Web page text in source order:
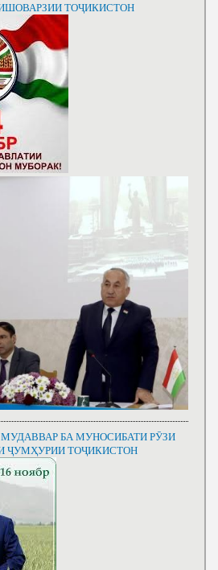
ТОҶИКИСТОН
БА МУНОСИБАТИ РӮЗИ
ҶУМҲУРИИ ТОҶИКИСТОН